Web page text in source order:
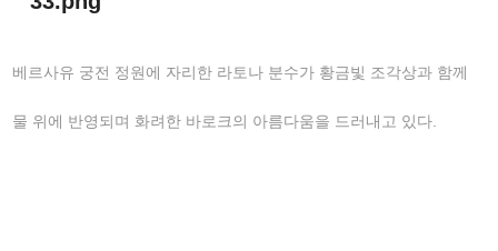
베르사유 궁전 정원에 자리한 라토나 분수가 황금빛 조각상과 함께
물 위에 반영되며 화려한 바로크의 아름다움을 드러내고 있다.